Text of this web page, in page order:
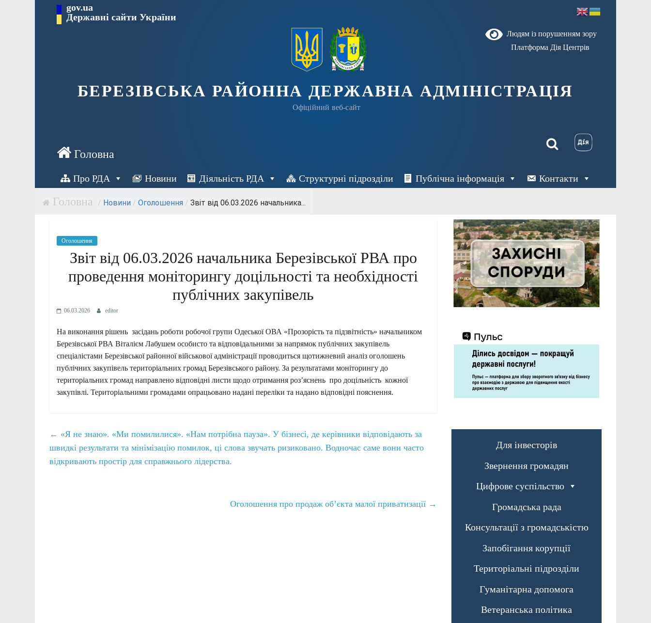
Перейти gov.ua
Державні сайти України
Людям із порушенням зору
Платформа Дія Центрів
БЕРЕЗІВСЬКА РАЙОННА ДЕРЖАВНА АДМІНІСТРАЦІЯ
Офіційний веб-сайт
Про РДА Новини Діяльність РДА Структурні підрозділи Публічна інформація Контакти
/ Новини / Оголошення / Звіт від 06.03.2026 начальника...
Оголошення
Звіт від 06.03.2026 начальника Березівської РВА про
проведення моніторингу доцільності та необхідності
публічних закупівель
06.03.2026 editor
На виконання рішень засідань роботи робочої групи Одеської ОВА «Прозорість та підзвітність» начальником
Березівської РВА Віталієм Лабушем особисто та відповідальними за напрямок публічних закупівель
спеціалістами Березівської районної військової адміністрації проводиться щотижневий аналіз оголошень
публічних закупівель територіальних громад Березівського району. За результатами моніторингу до
територіальних громад направлено відповідні листи щодо отримання роз’яснень про доцільність кожної
закупівлі. Територіальними громадами опрацьовано надані переліки та надано відповідні пояснення.
← «Я не знаю». «Ми помилилися». «Нам потрібна пауза». У бізнесі, де керівники відповідають за
швидкі результати та мінімізацію помилок, ці слова звучать ризиковано. Водночас саме вони часто
відкривають простір для справжнього лідерства.
Оголошення про продаж об’єкта малої приватизації →
Для інвесторів
Звернення громадян
Цифрове суспільство
Громадська рада
Консультації з громадськістю
Запобігання корупції
Територіальні підрозділи
Гуманітарна допомога
Ветеранська політика